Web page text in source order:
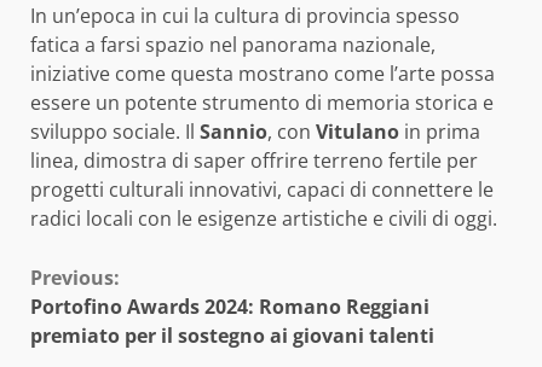
In un’epoca in cui la cultura di provincia spesso
fatica a farsi spazio nel panorama nazionale,
iniziative come questa mostrano come l’arte possa
essere un potente strumento di memoria storica e
sviluppo sociale. Il Sannio, con Vitulano in prima
linea, dimostra di saper offrire terreno fertile per
progetti culturali innovativi, capaci di connettere le
radici locali con le esigenze artistiche e civili di oggi.
Continue
Reading
Previous:
Portofino Awards 2024: Romano Reggiani
premiato per il sostegno ai giovani talenti